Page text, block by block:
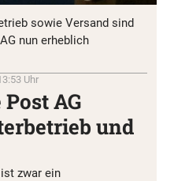
sowie Versand sind
nun erheblich
Uhr
AG
und
zwar ein